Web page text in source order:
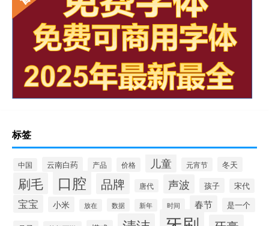
标签
中国 云南白药 产品 价格 儿童 元宵节 冬天
刷毛 口腔 品牌 唐代 声波 孩子 宋代
宝宝 小米 放在 数据 新年 时间 春节 是一个